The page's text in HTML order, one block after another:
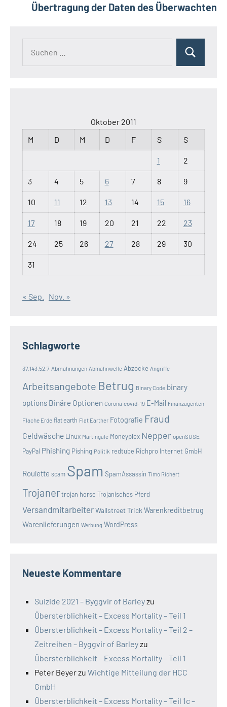
Übertragung der Daten des Überwachten
Suchen
Oktober 2011
M
D M D F S S
1 2
3 4 5 6 7 8 9
10 11 12 13 14 15 16
17 18 19 20 21 22 23
24 25 26 27 28 29 30
31
« Sep. Nov. »
Schlagworte
37.143.52.7 Abmahnungen Abmahnwelle Abzocke Angriffe
Arbeitsangebote Betrug Binary Code binary
options Binäre Optionen Corona covid-19 E-Mail Finanzagenten
Flache Erde flat earth Flat Earther Fotografie Fraud
Geldwäsche Linux Martingale Moneyplex Nepper openSUSE
PayPal Phishing Pishing Politik redtube Richpro Internet GmbH
Roulette scam Spam SpamAssassin Timo Richert
Trojanertrojan horse Trojanisches Pferd
VersandmitarbeiterWallstreet Trick Warenkreditbetrug
Warenlieferungen Werbung WordPress
Neueste Kommentare
Suizide 2021 – Byggvir of Barleyzu
Übersterblichkeit – Excess Mortality – Teil 1
Übersterblichkeit – Excess Mortality – Teil 2 –
Zeitreihen – Byggvir of Barleyzu
Übersterblichkeit – Excess Mortality – Teil 1
Peter Beyerzu Wichtige Mitteilung der HCC
GmbH
Übersterblichkeit – Excess Mortality – Teil 1c –